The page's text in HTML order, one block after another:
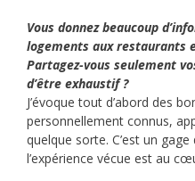
Vous donnez beaucoup
logements aux restaurants
Partagez-vous seulement
d’être exhaustif ?
J’évoque tout d’abord des
personnellement connus,
quelque sorte. C’est un
l’expérience vécue est au